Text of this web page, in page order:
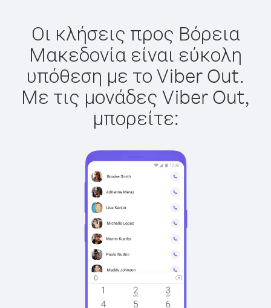
Οι κλήσεις προς Βόρεια
Μακεδονία είναι εύκολη
υπόθεση με το Viber Out.
Με τις μονάδες Viber Out,
μπορείτε: